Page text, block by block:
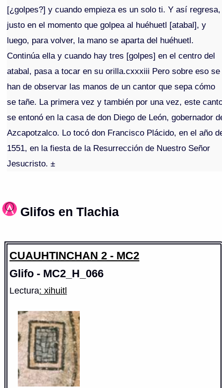
[¿golpes?] y cuando empieza es un solo ti. Y así regresa,
justo en el momento que golpea al huéhuetl [atabal], y
luego, para volver, la mano se aparta del huéhuetl.
Continúa ella y cuando hay tres [golpes] en el centro del
atabal, pasa a tocar en su orilla.cxxxiii Pero sobre eso se
han de observar las manos de un cantor que sepa cómo
se tañe. La primera vez y también por una vez, este
se entonó en la casa de don Diego de León, gobernador
Azcapotzalco. Lo tocó don Francisco Plácido, en el año
1551, en la fiesta de la Resurrección de Nuestro Señor
Jesucristo. ±
Glifos en Tlachia
CUAUHTINCHAN 2 - MC2
Glifo - MC2_H_066
Lectura: xihuitl